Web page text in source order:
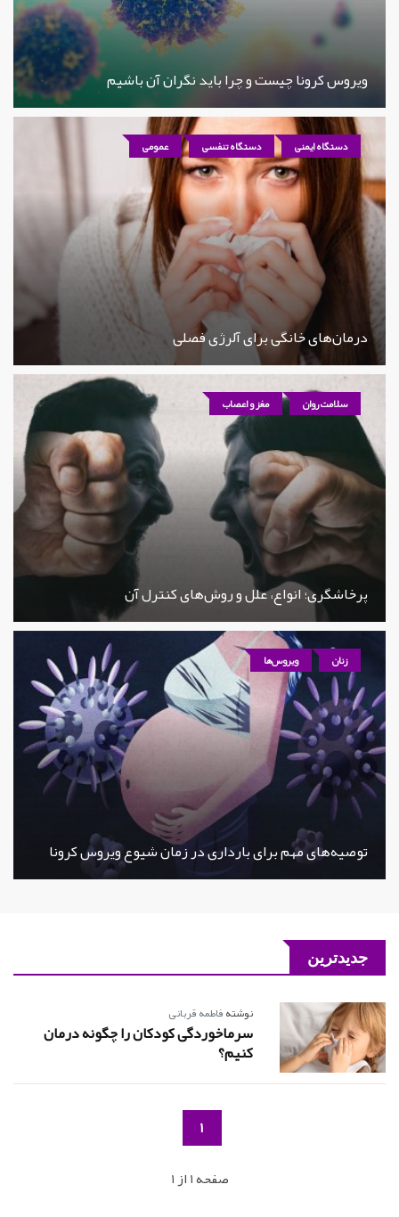
ویروس کرونا چیست و چرا باید نگران آن باشیم
دستگاه ایمنی دستگاه تنفسی عمومی
درمان‌های خانگی برای آلرژی فصلی
سلامت روان مغز و اعصاب
پرخاشگری؛ انواع، علل و روش‌های کنترل آن
زنان ویروس‌ها
توصیه‌های مهم برای بارداری در زمان شیوع ویروس کرونا
جدیدترین
نوشتهفاطمه قربانی
سرماخوردگی کودکان را چگونه درمان
کنیم؟
1
صفحه 1 از 1